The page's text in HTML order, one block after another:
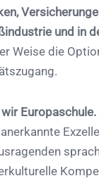
und in
Weise die
Europaschule.